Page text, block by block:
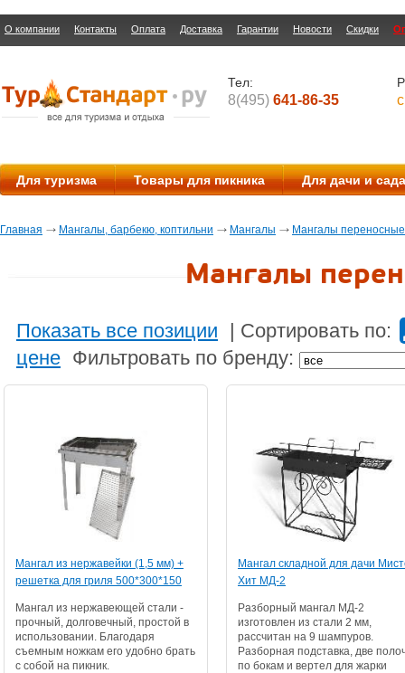
О компании Контакты Оплата Доставка Гарантии Новости Скидки
Тел:
8(495) 641-86-35
Для туризма Товары для пикника Для дачи и сада
Главная Мангалы, барбекю, коптильни Мангалы Мангалы переносные
Мангалы
Показать все позиции | Сортировать по:
цене Фильтровать по бренду:
Мангал из нержавейки (1,5 мм) +
решетка для гриля 500*300*150
Мангал из нержавеющей стали -
прочный, долговечный, простой в
использовании. Благодаря
съемным ножкам его удобно брать
с собой на пикник.
Мангал складной для дачи
Хит МД-2
Разборный мангал МД-2
изготовлен из стали 2 мм,
рассчитан на 9 шампуров.
Разборная подставка, две
по бокам и вертел для жарки